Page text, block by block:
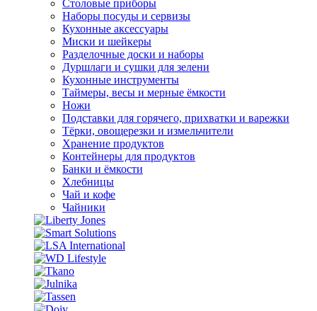
Столовые приборы
Наборы посуды и сервизы
Кухонные аксессуары
Миски и шейкеры
Разделочные доски и наборы
Дуршлаги и сушки для зелени
Кухонные инструменты
Таймеры, весы и мерные ёмкости
Ножи
Подставки для горячего, прихватки и варежки
Тёрки, овощерезки и измельчители
Хранение продуктов
Контейнеры для продуктов
Банки и ёмкости
Хлебницы
Чай и кофе
Чайники